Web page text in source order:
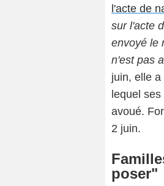
l'acte de
sur l'acte
envoyé le
n'est pas
juin, elle
lequel
avoué.
2 juin.
poser"